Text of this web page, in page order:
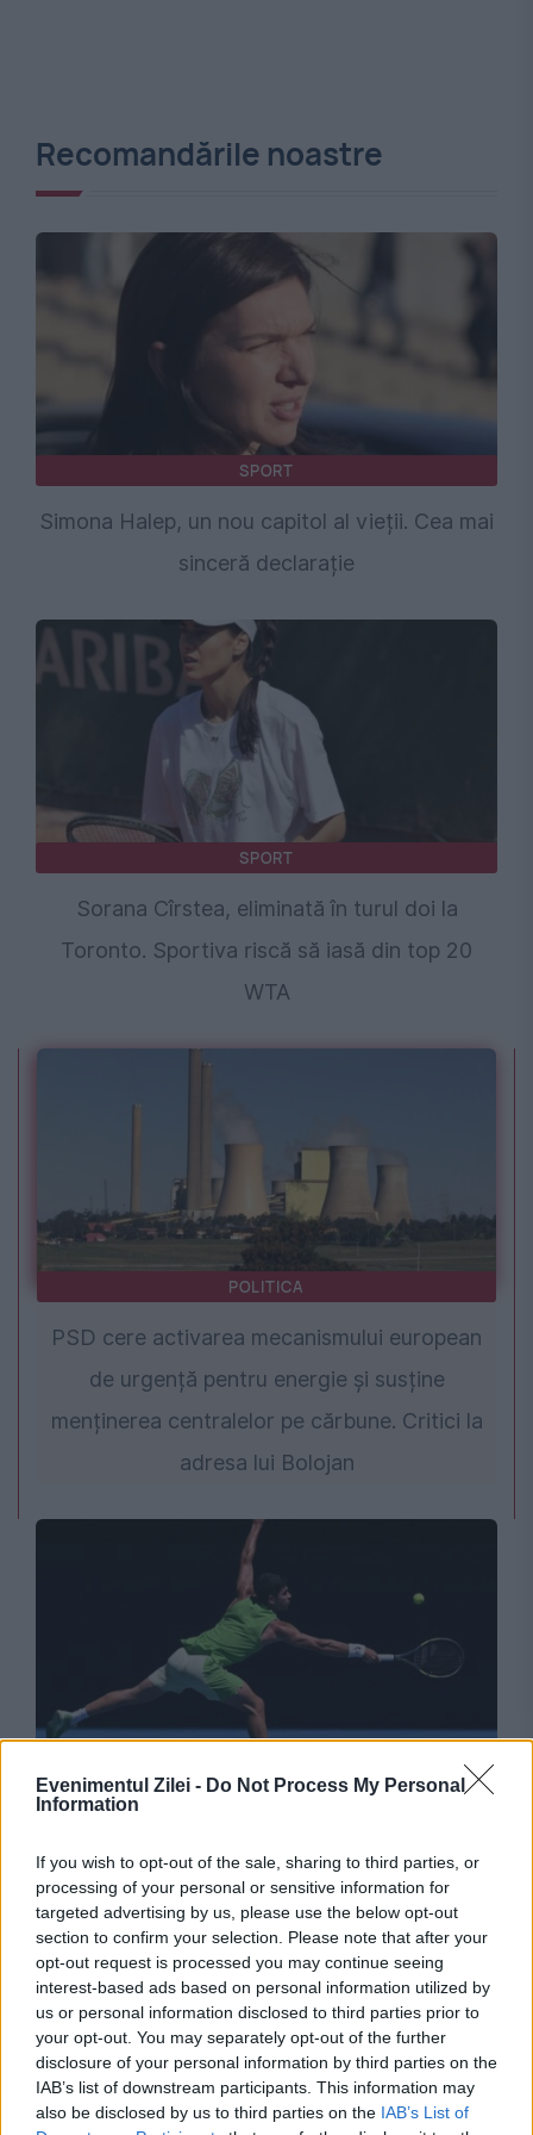
Evenimentul Zilei - Do Not Process My Personal
Information
If you wish to opt-out of the sale, sharing to third parties, or
processing of your personal or sensitive information for
targeted advertising by us, please use the below opt-out
section to confirm your selection. Please note that after your
opt-out request is processed you may continue seeing
interest-based ads based on personal information utilized by
us or personal information disclosed to third parties prior to
your opt-out. You may separately opt-out of the further
disclosure of your personal information by third parties on the
IAB’s list of downstream participants. This information may
also be disclosed by us to third parties on the IAB’s List of
Recomandările noastre
SPORT
Simona Halep, un nou capitol al vieții. Cea mai
sinceră declarație
SPORT
Sorana Cîrstea, eliminată în turul doi la
Toronto. Sportiva riscă să iasă din top 20
WTA
POLITICA
PSD cere activarea mecanismului european
de urgență pentru energie și susține
menținerea centralelor pe cărbune. Critici la
adresa lui Bolojan
Clasamentul ATP se schimbă din nou. Alcaraz